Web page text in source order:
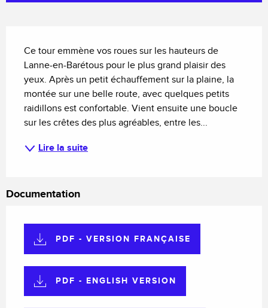
Ce tour emmène vos roues sur les hauteurs de
Lanne-en-Barétous pour le plus grand plaisir des
yeux. Après un petit échauffement sur la plaine, la
montée sur une belle route, avec quelques petits
raidillons est confortable. Vient ensuite une boucle
sur les crêtes des plus agréables, entre les...
Lire la suite
Documentation
PDF - VERSION FRANÇAISE
PDF - ENGLISH VERSION